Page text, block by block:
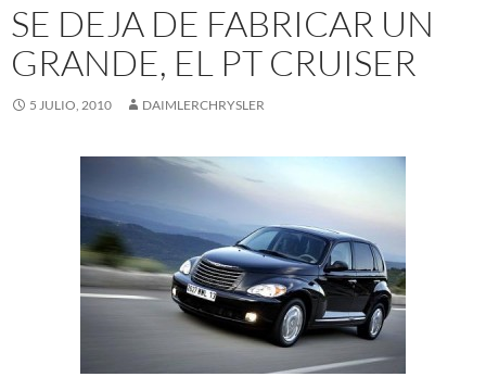
SE DEJA DE FABRICAR UN
GRANDE, EL PT CRUISER
5 JULIO, 2010 DAIMLERCHRYSLER